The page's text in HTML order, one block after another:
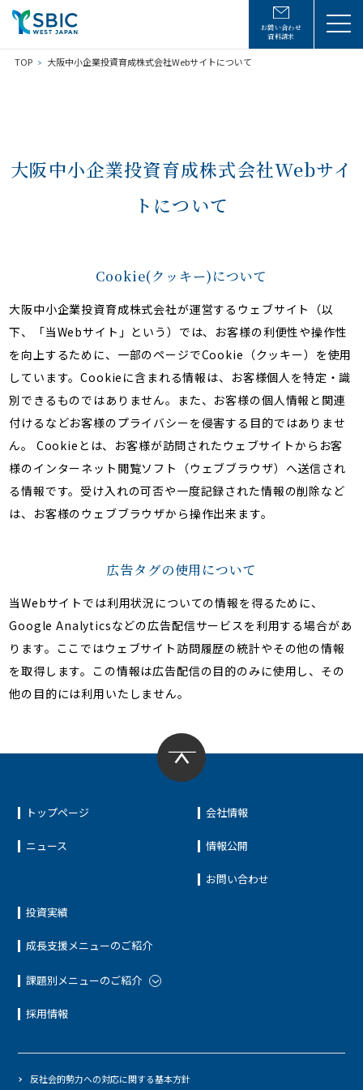
お問い合わせ
資料請求
TOP 大阪中小企業投資育成株式会社Webサイトについて
大阪中小企業投資育成株式会社Webサイ
トについて
Cookie(クッキー)について
大阪中小企業投資育成株式会社が運営するウェブサイト（以
下、「当Webサイト」という）では、お客様の利便性や操作性
を向上するために、一部のページでCookie（クッキー）を使用
しています。Cookieに含まれる情報は、お客様個人を特定・識
別できるものではありません。また、お客様の個人情報と関連
付けるなどお客様のプライバシーを侵害する目的ではありませ
ん。 Cookieとは、お客様が訪問されたウェブサイトからお客
様のインターネット閲覧ソフト（ウェブブラウザ）へ送信され
る情報です。受け入れの可否や一度記録された情報の削除など
は、お客様のウェブブラウザから操作出来ます。
広告タグの使用について
当Webサイトでは利用状況についての情報を得るために、
Google Analyticsなどの広告配信サービスを利用する場合があ
ります。ここではウェブサイト訪問履歴の統計やその他の情報
を取得します。この情報は広告配信の目的のみに使用し、その
他の目的には利用いたしません。
トップページ
ニュース
投資実績
成長支援メニューのご紹介
課題別メニューのご紹介
採用情報
会社情報
情報公開
お問い合わせ
反社会的勢力への対応に関する基本方針